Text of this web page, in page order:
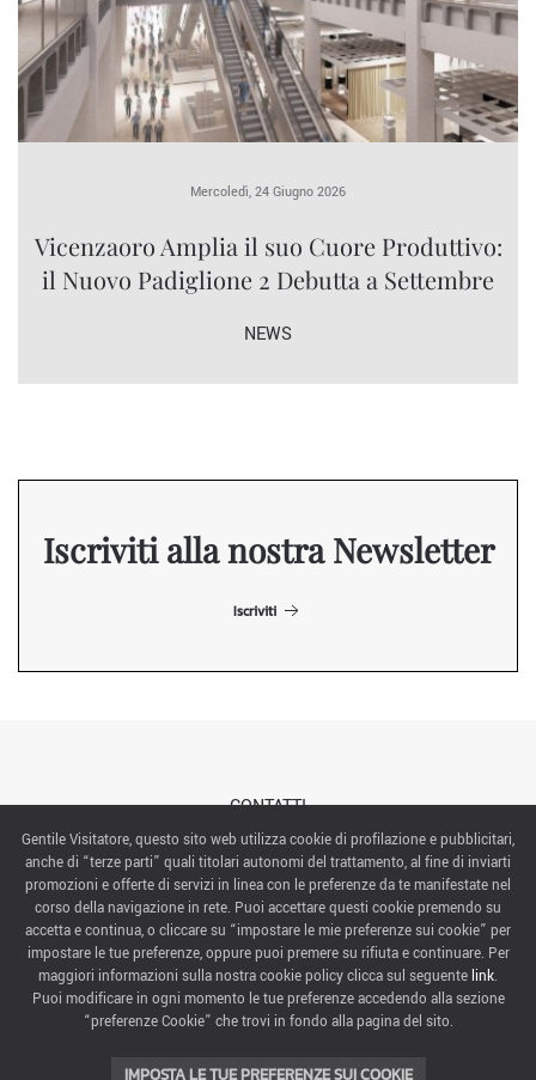
Mercoledì, 24 Giugno 2026
Vicenzaoro Amplia il suo Cuore Produttivo:
il Nuovo Padiglione 2 Debutta a Settembre
NEWS
Iscriviti alla nostra Newsletter
Iscriviti
CONTATTI
ABOUT US
ITALIAN EXHIBITION GROUP SpA All rights reserved
Via Emilia 155, 47921 Rimini,
CF/PI 00139440408, Registro Imprese: Rimini P.I e n. Reg. Imprese 00139440408, Capitale Sociale
52.214.897 i.v.
Gentile Visitatore, questo sito web utilizza cookie di profilazione e pubblicitari,
anche di “terze parti” quali titolari autonomi del trattamento, al fine di inviarti
promozioni e offerte di servizi in linea con le preferenze da te manifestate nel
corso della navigazione in rete. Puoi accettare questi cookie premendo su
accetta e continua, o cliccare su “impostare le mie preferenze sui cookie” per
impostare le tue preferenze, oppure puoi premere su rifiuta e continuare. Per
maggiori informazioni sulla nostra cookie policy clicca sul seguente link.
Puoi modificare in ogni momento le tue preferenze accedendo alla sezione
“preferenze Cookie” che trovi in fondo alla pagina del sito.
IMPOSTA LE TUE PREFERENZE SUI COOKIE